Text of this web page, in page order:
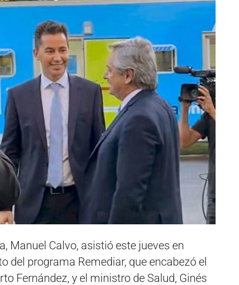
Manuel Calvo, asistió este jueves en
del programa Remediar, que encabezó el
Fernández, y el ministro de Salud, Ginés